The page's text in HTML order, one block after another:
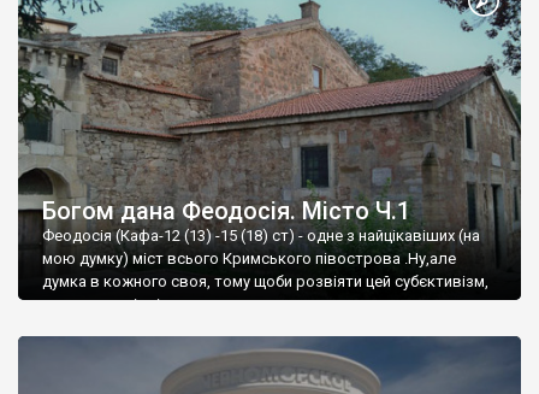
Богом дана Феодосія. Місто Ч.1
Феодосія (Кафа-12 (13) -15 (18) ст) - одне з найцікавіших (на
мою думку) міст всього Кримського півострова .Ну,але
думка в кожного своя, тому щоби розвіяти цей субєктивізм,
запрошую відвідати це